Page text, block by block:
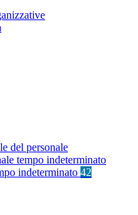
del personale
tempo indeterminato
indeterminato 42